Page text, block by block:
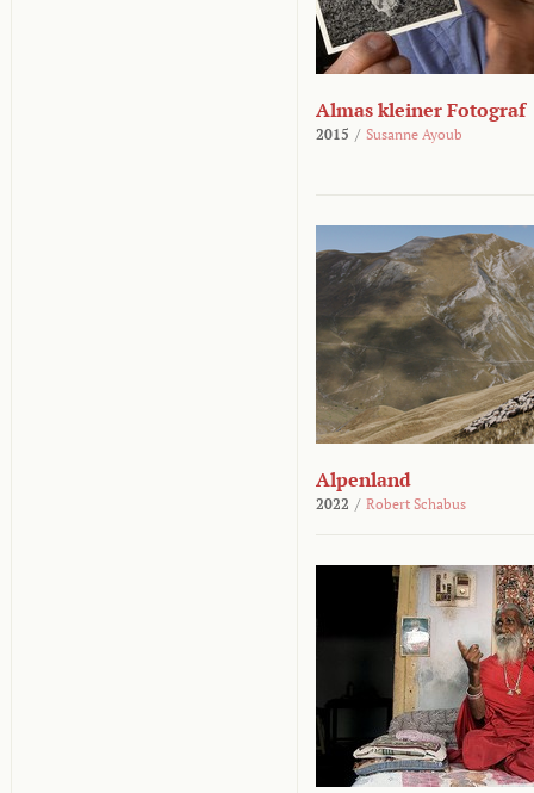
Almas kleiner Fotograf
2015 / Susanne Ayoub
Alpenland
2022 / Robert Schabus